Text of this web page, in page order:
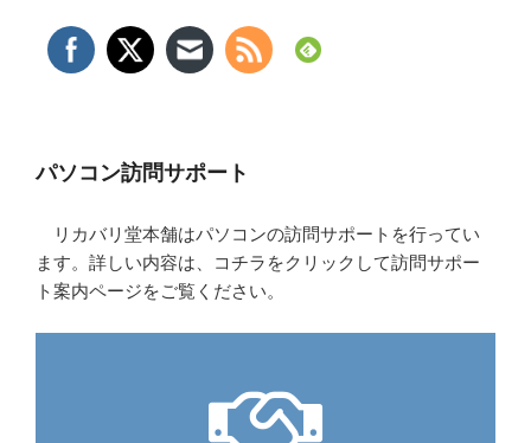
パソコン訪問サポート
リカバリ堂本舗はパソコンの訪問サポートを行ってい
ます。詳しい内容は、コチラをクリックして訪問サポー
ト案内ページをご覧ください。